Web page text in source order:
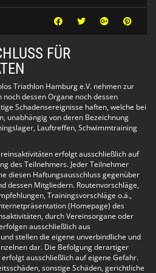
(Verbandsschwimmen)
(Verbandsschwimmen)
Trainingsgruppen (Anfänger-
Schwimmen, Mixed Training,
Meter am Stück Kraul schwimmen
den Anfängern genau richtig. Wenn
und warten musst, dann ist
Schwimmen für Dich besser
100 Meter im ausgeruhten Zustand
dann bist Du in diesem Kurs
FÜR
Triathlon Hamburg e.V. nehmen zur
dessen Organe noch dessen
Schadensereignisse haften, welche bei
unabhängig von deren Bezeichnung
Lauftreffen, Schwimmtraining
erfolgt ausschließlich auf
des Teilnehmers. Jeder Teilnehmer
diesen Haftungsausschluss gegenüber
dessen Mitgliedern. Routenvorschläge,
Trainingsvorschläge o.ä.,
(Homepage) des
durch Vereinsorgane oder
ausschließlich aus
stellen die eigene unverbindliche und
dar. Die Befolgung derartiger
ausschließlich auf eigene Gefahr.
sonstige Schäden, gerichtliche